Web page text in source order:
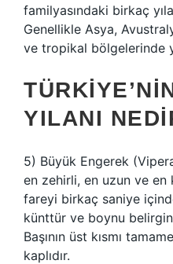
familyasındaki birkaç
Genellikle Asya,
ve tropikal bölgelerinde
YILANI
5) Büyük Engerek
en zehirli, en uzun ve en
fareyi birkaç saniye
künttür ve boynu
Başının üst kısmı
kaplıdır.